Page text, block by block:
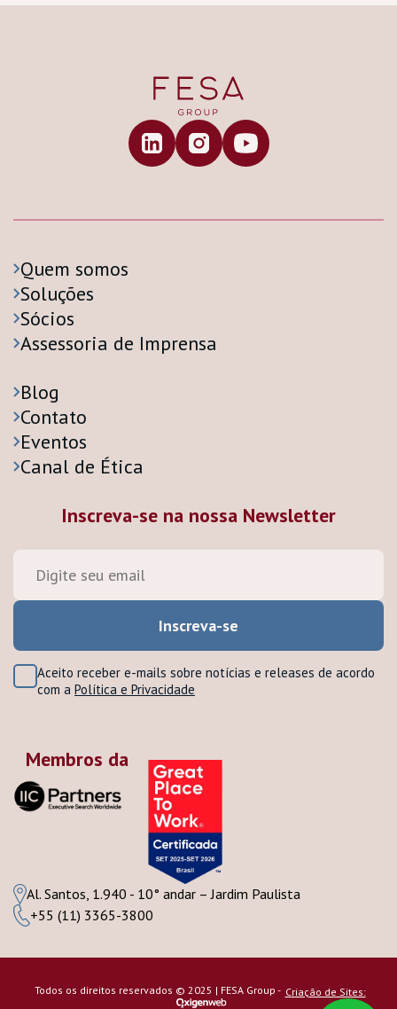
Quem somos
Soluções
Sócios
Assessoria de Imprensa
Blog
Contato
Eventos
Canal de Ética
Inscreva-se na nossa Newsletter
Aceito receber e-mails sobre notícias e releases de acordo
com a Política e Privacidade
+55 (11) 3365-3800
Al. Santos, 1.940 - 10° andar – Jardim Paulista
Membros da
Todos os direitos reservados © 2025 | FESA Group - Criação de Sites: